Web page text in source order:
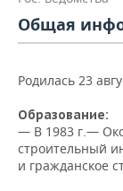
КОРОЛИ
ВУЗЫ
КОМУ
ТОРГОВЫЕ
ТАТАРСТАНА
НОВОСТИ
ФИНАНСЫ
БАНКИ
БЮДЖЕТ
ИНВЕСТИЦИИ
НОВОСТИ
НОВОСТИ
АВТО
НОВОСТИ
БИЗНЕС
НОВОСТИ
ТЕХНОЛОГИИ
Общая
Родилась 23
Образование:
— В 1983 г.—
строительный
и гражданское